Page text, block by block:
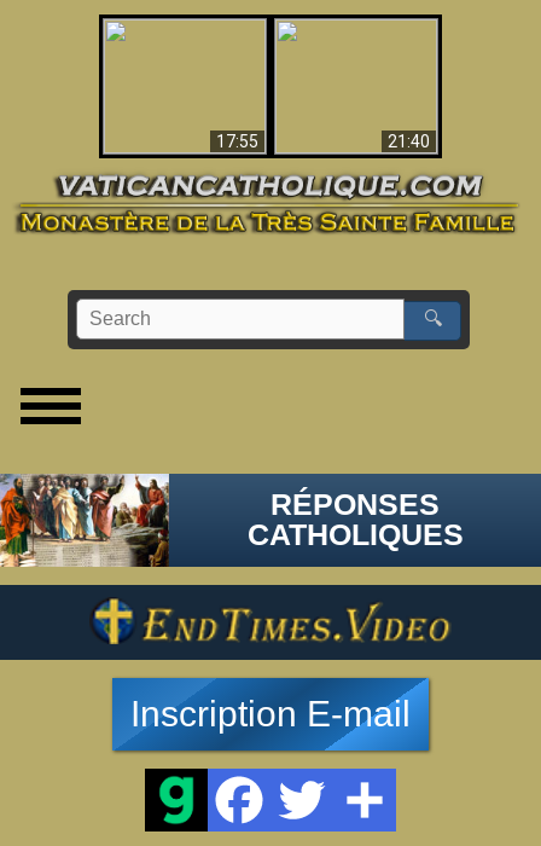
17:55
21:40
🔍
RÉPONSES
CATHOLIQUES
Inscription E-mail